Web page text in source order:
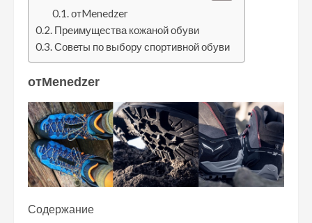
отMenedzer
Преимущества кожаной обуви
Советы по выбору спортивной обуви
отMenedzer
Содержание